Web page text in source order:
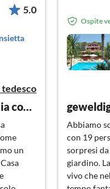
5.0
Bellissima vacanza in famiglia con 17 persone
un
Ospite
Abbiamo
con 19
sorpresi da
giardino.
vivo che